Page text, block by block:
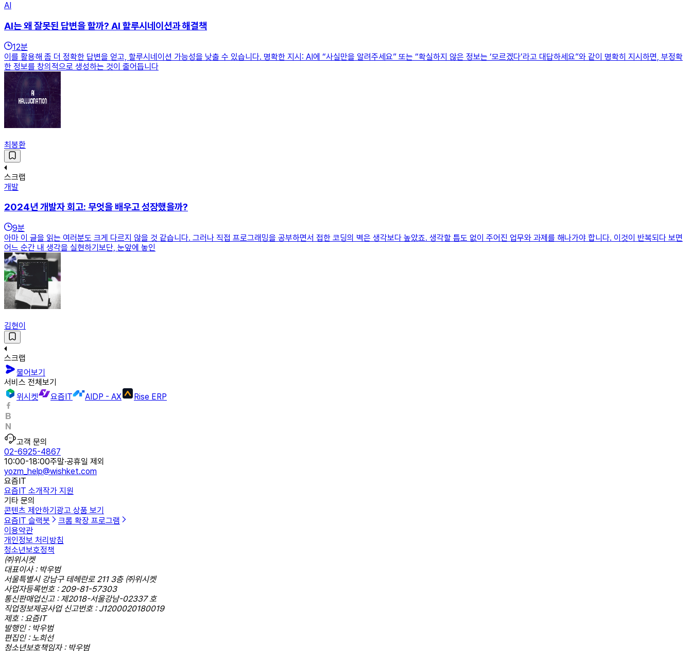
AI
AI는 왜 잘못된 답변을 할까? AI 할루시네이션과 해결책
12분
이를 활용해 좀 더 정확한 답변을 얻고, 할루시네이션 가능성을 낮출 수 있습니다. 명확한 지시: AI에 “사실만을 알려주세요” 또는 “확실하지 않은 정보는 ‘모르겠다’라고 대답하세요”와 같이 명확히 지시하면, 부정확
한 정보를 창의적으로 생성하는 것이 줄어듭니다
최봉환
스크랩
개발
2024년 개발자 회고: 무엇을 배우고 성장했을까?
9분
아마 이 글을 읽는 여러분도 크게 다르지 않을 것 같습니다. 그러나 직접 프로그래밍을 공부하면서 접한 코딩의 벽은 생각보다 높았죠. 생각할 틈도 없이 주어진 업무와 과제를 해나가야 합니다. 이것이 반복되다 보면
어느 순간 내 생각을 실현하기보단, 눈앞에 놓인
김현이
스크랩
물어보기
서비스 전체보기
위시켓
요즘IT AIDP - AX Rise ERP
고객 문의
02-6925-4867
10:00-18:00주말·공휴일 제외
yozm_help@wishket.com
요즘IT
요즘IT 소개작가 지원
기타 문의
콘텐츠 제안하기 광고 상품 보기
요즘IT 슬랙봇
크롬 확장 프로그램
이용약관
개인정보 처리방침
청소년보호정책
㈜위시켓
대표이사 : 박우범
서울특별시 강남구 테헤란로 211 3층 ㈜위시켓
사업자등록번호 : 209-81-57303
통신판매업신고 : 제2018-서울강남-02337 호
직업정보제공사업 신고번호 : J1200020180019
제호 : 요즘IT
발행인 : 박우범
편집인 : 노희선
청소년보호책임자 : 박우범